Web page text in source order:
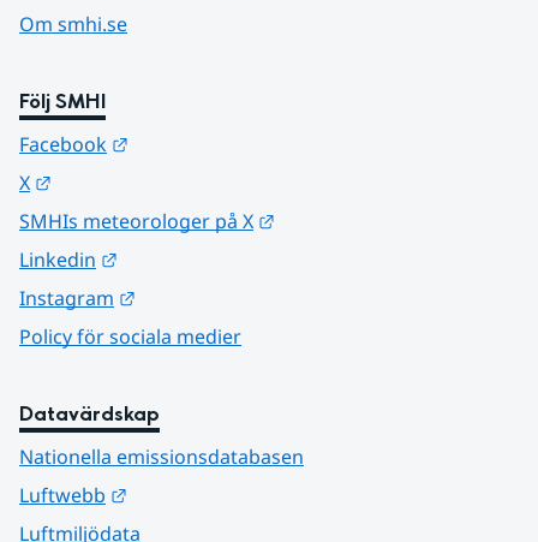
Om smhi.se
Följ SMHI
Facebook
X
SMHIs meteorologer på X
Linkedin
Instagram
Policy för sociala medier
Datavärdskap
Nationella emissionsdatabasen
Luftwebb
Luftmiljödata